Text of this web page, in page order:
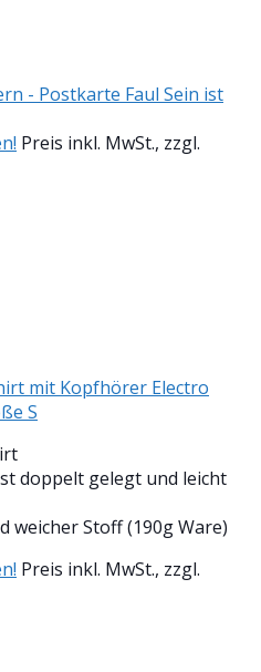
- Postkarte Faul Sein ist
Preis inkl. MwSt., zzgl.
mit Kopfhörer Electro
S
doppelt gelegt und leicht
weicher Stoff (190g Ware)
Preis inkl. MwSt., zzgl.